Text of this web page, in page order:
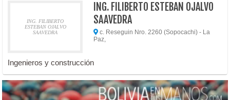
ING. FILIBERTO
ESTEBAN OJALVO
SAAVEDRA
ING. FILIBERTO ESTEBAN OJALVO
SAAVEDRA
c. Reseguin Nro. 2260 (Sopocachi) - La
Paz,
Ingenieros y construcción